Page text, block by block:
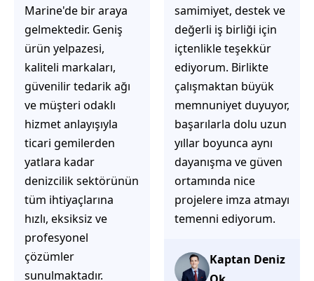
samimiyet, destek ve
değerli iş birliği için
içtenlikle teşekkür
ediyorum. Birlikte
çalışmaktan büyük
memnuniyet duyuyor,
başarılarla dolu uzun
yıllar boyunca aynı
dayanışma ve güven
ortamında nice
projelere imza atmayı
temenni ediyorum.
Kaptan Deniz
hemen fark
ediyorsunuz.
İhtiyaçlarınıza hızlı ve
doğru çözümler
sunmaya çalışıyorlar.
Müşteri
memnuniyetini ön
planda tutan
yaklaşımları, ilgili
iletişimleri ve
güvenilir hizmet
anlayışları sayesinde
başarılı bir ekip
olduklarını